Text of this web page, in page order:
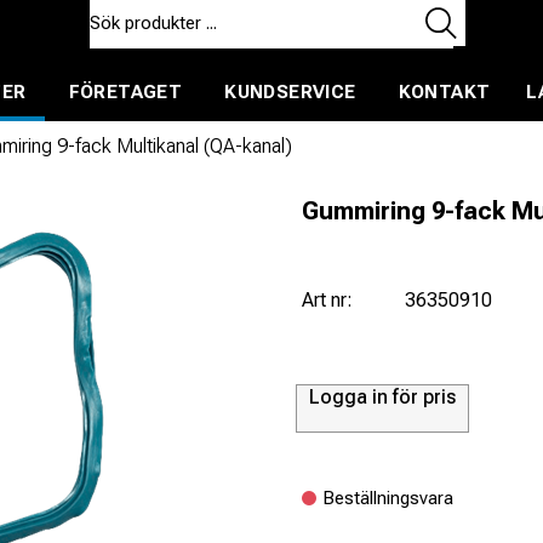
FÖRETAGET KUNDSERVICE KONTAKT
9-fack Multikanal (QA-kanal)
Gummiring 9-fack
Art nr: 36350910
Logga in för pris
Beställningsvara